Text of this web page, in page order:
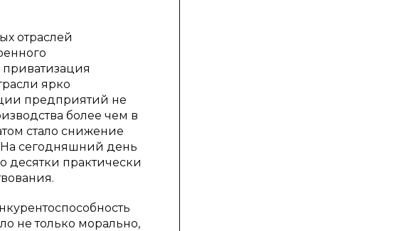
отраслей
ярко
предприятий не
более чем в
стало снижение
На сегодняшний день
десятки практически
не только морально,